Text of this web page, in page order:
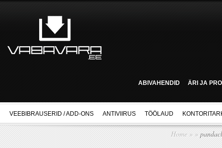
ABIVAHENDID ÄRI JA
VEEBIBRAUSERID / ADD-ONS ANTIVIIRUS TÖÖLAUD
Home » »